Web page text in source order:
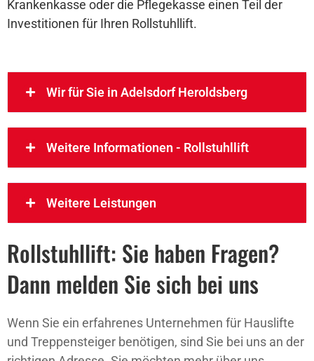
Krankenkasse oder die Pflegekasse einen Teil der
Investitionen für Ihren Rollstuhllift.
Wir für Sie in Adelsdorf Heroldsberg
Weitere Informationen - Rollstuhllift
Weitere Leistungen
Rollstuhllift: Sie haben Fragen?
Dann melden Sie sich bei uns
Wenn Sie ein erfahrenes Unternehmen für Hauslifte
und Treppensteiger benötigen, sind Sie bei uns an der